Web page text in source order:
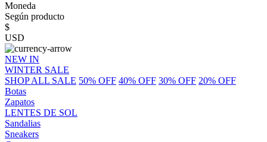
Moneda
Según producto
$
USD
NEW IN
WINTER SALE
SHOP ALL SALE 50% OFF 40% OFF 30% OFF 20% OFF
Botas
Zapatos
LENTES DE SOL
Sandalias
Sneakers